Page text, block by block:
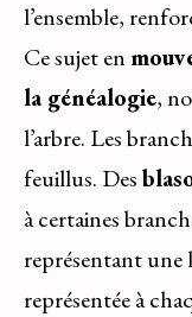
l’ensemble,
Ce sujet en
la généalogie,
l’arbre. Les
feuillus. Des
à certaines
représentant une
représentée à